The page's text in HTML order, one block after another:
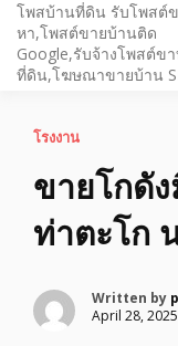
โพสบ้านที่ดิน รับโพสต์
หา,โพสต์ขายบ้านติด
Google,รับจ้างโพสต์ข
ที่ดิน,โฆษณาขายบ้าน
โรงงาน
ขายโกดั
ท่าตะโก
Written by
April 28, 2025